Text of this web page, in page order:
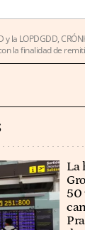
la LOPDGDD,
la finalidad de
La
50